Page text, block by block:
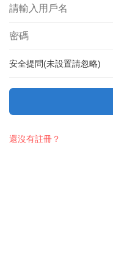
安全提問(未設置請忽略)
還沒有註冊？